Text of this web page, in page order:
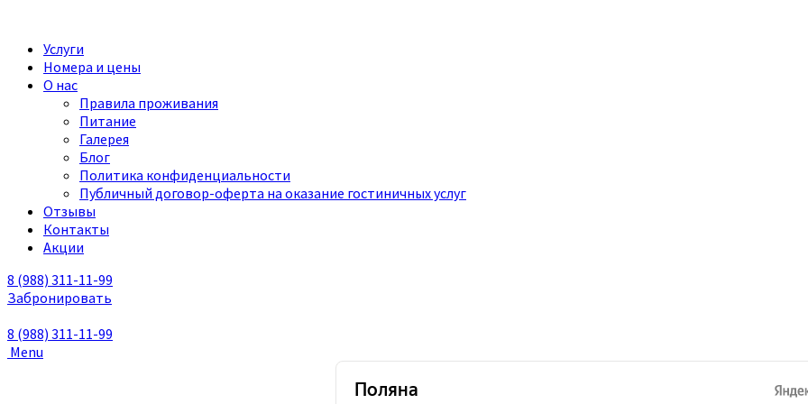
Услуги
Номера и цены
О нас
Правила проживания
Питание
Галерея
Блог
Политика конфиденциальности
Публичный договор-оферта на оказание гостиничных услуг
Отзывы
Контакты
Акции
8 (988) 311-11-99
Забронировать
8 (988) 311-11-99
Menu